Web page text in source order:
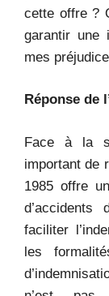
cette offre ?
garantir une
mes
Réponse de
Face à la
important de
1985 offre
faciliter
les